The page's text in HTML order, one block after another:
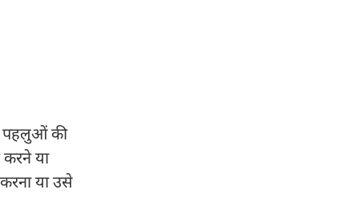
पहलुओं की
करने या
या उसे